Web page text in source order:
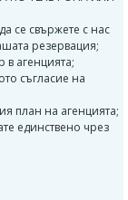
се свържете с нас
резервация;
в агенцията;
съгласие на
план на агенцията;
единствено чрез